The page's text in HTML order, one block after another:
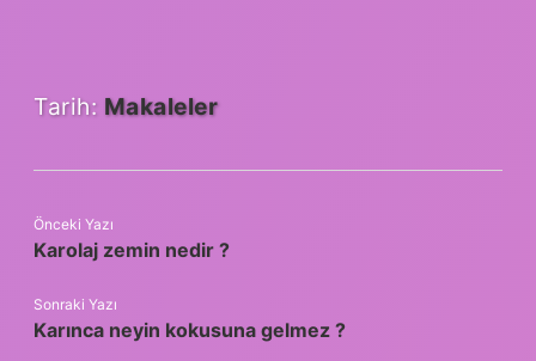
Tarih: Makaleler
Önceki Yazı
Karolaj zemin nedir ?
Sonraki Yazı
Karınca neyin kokusuna gelmez ?